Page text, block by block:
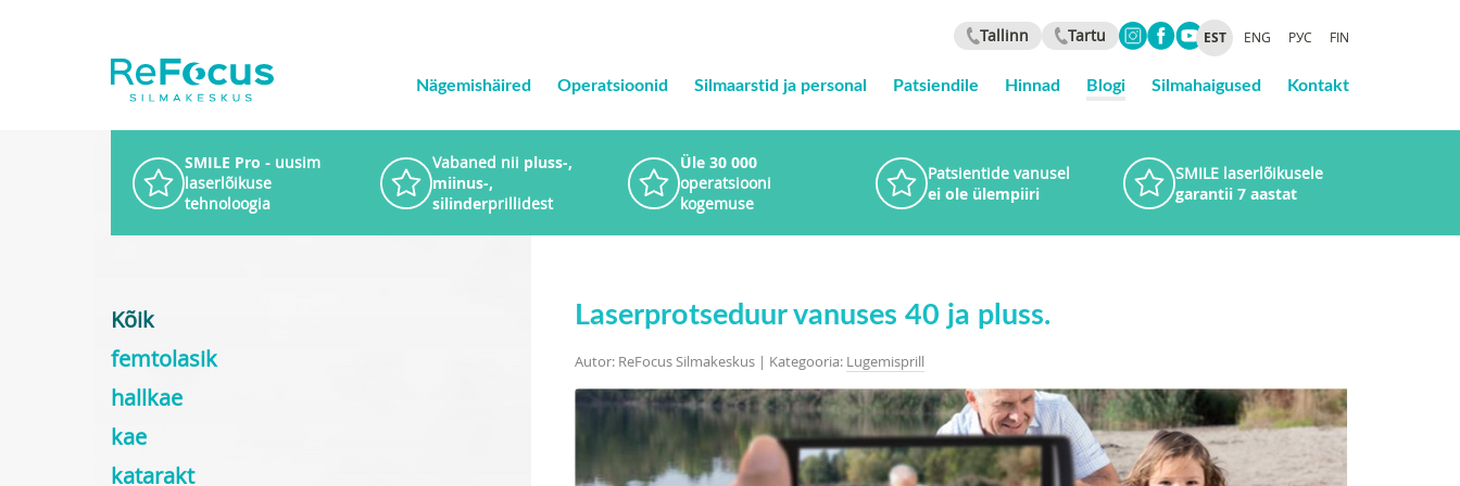
Tallinn Tartu EST ENG РУС FIN
Nägemishäired Operatsioonid Silmaarstid ja personal Patsiendile Hinnad Blogi Silmahaigused Kontakt
SMILE Pro - uusim
laserlõikuse
tehnoloogia
Vabaned nii pluss-,
miinus-,
silinderprillidest
Üle 30 000
operatsiooni
kogemuse
Patsientide vanusel
ei ole ülempiiri
SMILE laserlõikusele
garantii 7 aastat
Laserprotseduur vanuses 40 ja pluss.
Autor: ReFocus Silmakeskus | Kategooria: Lugemisprill
Kõik
femtolasik
hallkae
kae
katarakt